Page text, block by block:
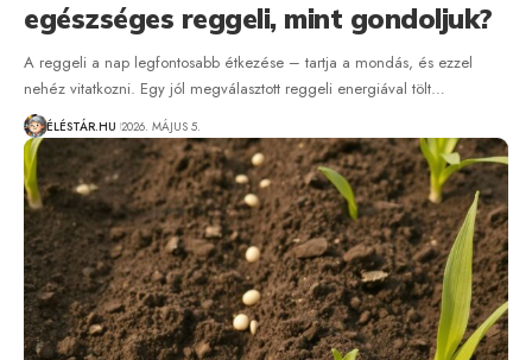
egészséges reggeli, mint gondoljuk?
A reggeli a nap legfontosabb étkezése – tartja a mondás, és ezzel
nehéz vitatkozni. Egy jól megválasztott reggeli energiával tölt…
ÉLÉSTÁR.HU 2026. MÁJUS 5.